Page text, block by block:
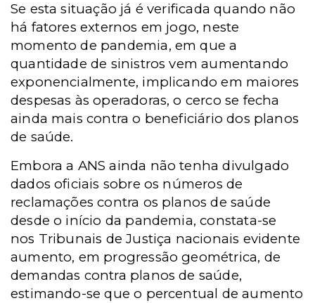
Se esta situação já é verificada quando não
há fatores externos em jogo, neste
momento de pandemia, em que a
quantidade de sinistros vem aumentando
exponencialmente, implicando em maiores
despesas às operadoras, o cerco se fecha
ainda mais contra o beneficiário dos planos
de saúde.
Embora a ANS ainda não tenha divulgado
dados oficiais sobre os números de
reclamações contra os planos de saúde
desde o início da pandemia, constata-se
nos Tribunais de Justiça nacionais evidente
aumento, em progressão geométrica, de
demandas contra planos de saúde,
estimando-se que o percentual de aumento